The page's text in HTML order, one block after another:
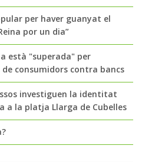
per haver guanyat el
por un dia”
està "superada" per
consumidors contra bancs
investiguen la identitat
a la platja Llarga de Cubelles